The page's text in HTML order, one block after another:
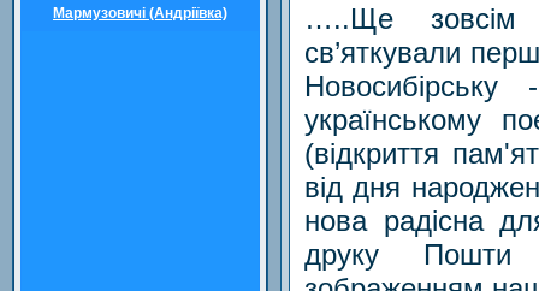
Мармузовичі (Андріївка)
…..Ще зовсім
св’яткували
Новосибірську
українському
(відкриття
від дня
нова радісна
друку Пошти